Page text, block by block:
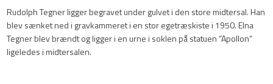
Rudolph Tegner ligger begravet under gulvet i den store midtersal. Han
blev sænket ned i gravkammeret i en stor egetræskiste i 1950. Elna
Tegner blev brændt og ligger i en urne i soklen på statuen ”Apollon”
ligeledes i midtersalen.​